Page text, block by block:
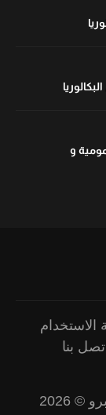
و
الاستخدام
اتصل بنا
2026